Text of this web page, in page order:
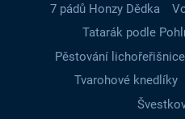
7 pádů Honzy Dědka
Tatarák podle
Pěstování lichořeřišnice
Tvarohové knedlíky